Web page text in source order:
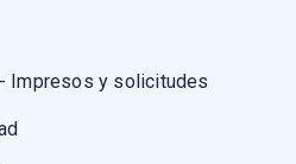
Impresos y solicitudes